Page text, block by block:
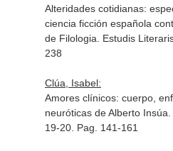
Alteridades cotidianas:
ciencia ficción española
de Filologia. Estudis
238
Clúa, Isabel:
Amores clínicos: cuerpo,
neuróticas de Alberto Insúa.
19-20. Pag. 141-161